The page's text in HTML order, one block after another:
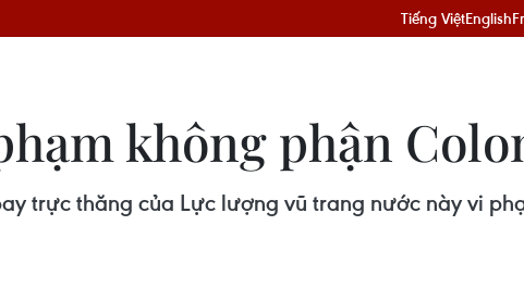
Tiếng ViệtEnglish
không phận
trực thăng của Lực lượng vũ trang nước này vi